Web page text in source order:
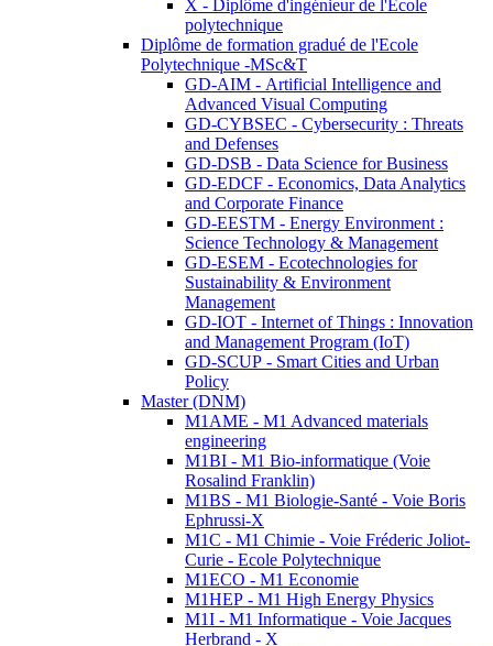
X - Diplôme d'ingénieur de l'Ecole
polytechnique
Diplôme de formation gradué de l'Ecole
Polytechnique -MSc&T
GD-AIM - Artificial Intelligence and
Advanced Visual Computing
GD-CYBSEC - Cybersecurity : Threats
and Defenses
GD-DSB - Data Science for Business
GD-EDCF - Economics, Data Analytics
and Corporate Finance
GD-EESTM - Energy Environment :
Science Technology & Management
GD-ESEM - Ecotechnologies for
Sustainability & Environment
Management
GD-IOT - Internet of Things : Innovation
and Management Program (IoT)
GD-SCUP - Smart Cities and Urban
Policy
Master (DNM)
M1AME - M1 Advanced materials
engineering
M1BI - M1 Bio-informatique (Voie
Rosalind Franklin)
M1BS - M1 Biologie-Santé - Voie Boris
Ephrussi-X
M1C - M1 Chimie - Voie Fréderic Joliot-
Curie - Ecole Polytechnique
M1ECO - M1 Economie
M1HEP - M1 High Energy Physics
M1I - M1 Informatique - Voie Jacques
Herbrand - X